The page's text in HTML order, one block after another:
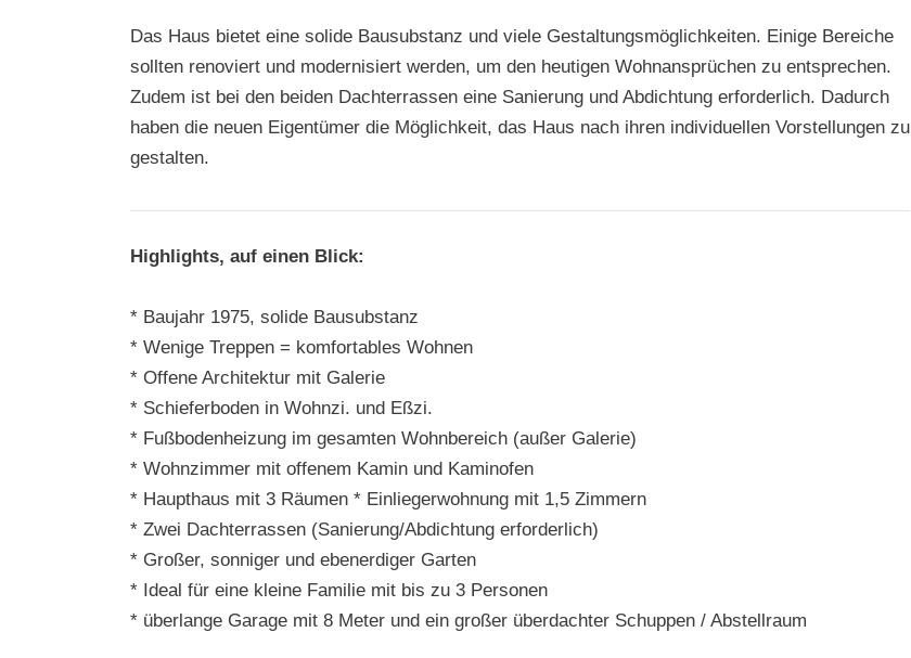
Das Haus bietet eine solide Bausubstanz und viele Gestaltungsmöglichkeiten. Einige Bereiche
sollten renoviert und modernisiert werden, um den heutigen Wohnansprüchen zu entsprechen.
Zudem ist bei den beiden Dachterrassen eine Sanierung und Abdichtung erforderlich. Dadurch
haben die neuen Eigentümer die Möglichkeit, das Haus nach ihren individuellen Vorstellungen zu
gestalten.
Highlights, auf einen Blick:
* Baujahr 1975, solide Bausubstanz
* Wenige Treppen = komfortables Wohnen
* Offene Architektur mit Galerie
* Schieferboden in Wohnzi. und Eßzi.
* Fußbodenheizung im gesamten Wohnbereich (außer Galerie)
* Wohnzimmer mit offenem Kamin und Kaminofen
* Haupthaus mit 3 Räumen * Einliegerwohnung mit 1,5 Zimmern
* Zwei Dachterrassen (Sanierung/Abdichtung erforderlich)
* Großer, sonniger und ebenerdiger Garten
* Ideal für eine kleine Familie mit bis zu 3 Personen
* überlange Garage mit 8 Meter und ein großer überdachter Schuppen / Abstellraum